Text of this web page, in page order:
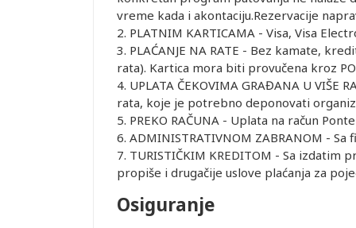
vreme kada i akontaciju.Rezervacije
2. PLATNIM KARTICAMA - Visa, Visa
3. PLAĆANJE NA RATE - Bez kamate,
rata). Kartica mora biti provučena kroz
4. UPLATA ČEKOVIMA GRAĐANA U
rata, koje je potrebno deponovati
5. PREKO RAČUNA - Uplata na račun
6. ADMINISTRATIVNOM ZABRANOM -
7. TURISTIČKIM KREDITOM - Sa
propiše i drugačije uslove plaćanja za
Osiguranje